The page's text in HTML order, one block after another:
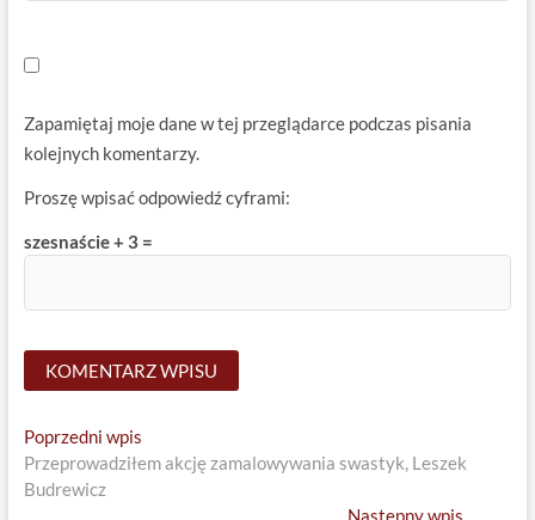
Zapamiętaj moje dane w tej przeglądarce podczas pisania
kolejnych komentarzy.
Proszę wpisać odpowiedź cyframi:
szesnaście + 3 =
Nawigacja
wpisu
Poprzedni wpisPrevious
post:
Przeprowadziłem akcję zamalowywania swastyk, Leszek
Budrewicz